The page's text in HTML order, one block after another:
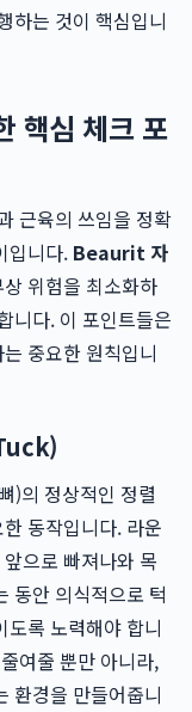
하는 것이 핵심입니
핵심 체크 포
근육의 쓰임을 정확
입니다. Beaurit 자
위험을 최소화하
니다. 이 포인트들은
중요한 원칙입니
)의 정상적인 정렬
동작입니다. 라운
으로 빠져나와 목
동안 의식적으로 턱
도록 노력해야 합니
여줄 뿐만 아니라,
환경을 만들어줍니